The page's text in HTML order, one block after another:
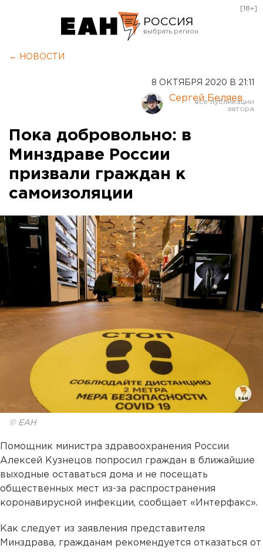
РОССИЯ
Курган
Оренбург
[18+]
← НОВОСТИ
8 ОКТЯБРЯ 2020 В 21:11
Сергей Беляев
Пока добровольно: в
Минздраве России
призвали граждан к
самоизоляции
© ЕАН
Помощник министра здравоохранения России
Алексей Кузнецов попросил граждан в ближайшие
выходные оставаться дома и не посещать
общественных мест из-за распространения
коронавирусной инфекции, сообщает «Интерфакс».
Как следует из заявления представителя
Минздрава, гражданам рекомендуется отказаться от